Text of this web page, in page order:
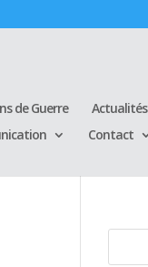
de Guerre Actualités
Contact